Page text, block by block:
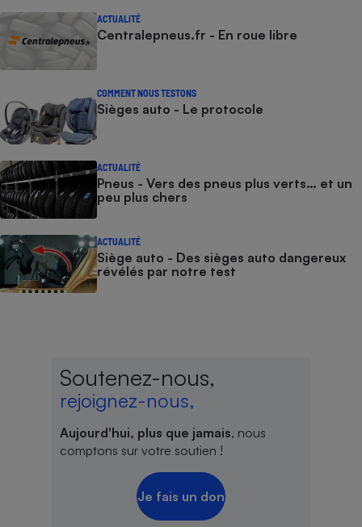
ACTUALITÉ
Centralepneus.fr - En roue libre
COMMENT NOUS TESTONS
Sièges auto - Le protocole
ACTUALITÉ
Pneus - Vers des pneus plus verts… et un
peu plus chers
ACTUALITÉ
Siège auto - Des sièges auto dangereux
révélés par notre test
Soutenez-nous,
rejoignez-nous,
Aujourd'hui, plus que jamais, nous
comptons sur votre soutien !
Je fais un don